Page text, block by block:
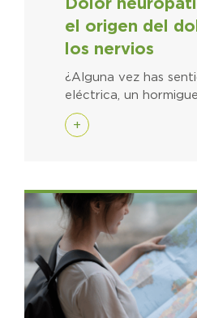
Dolor
el origen del
los nervios
¿Alguna vez has
eléctrica, un
+